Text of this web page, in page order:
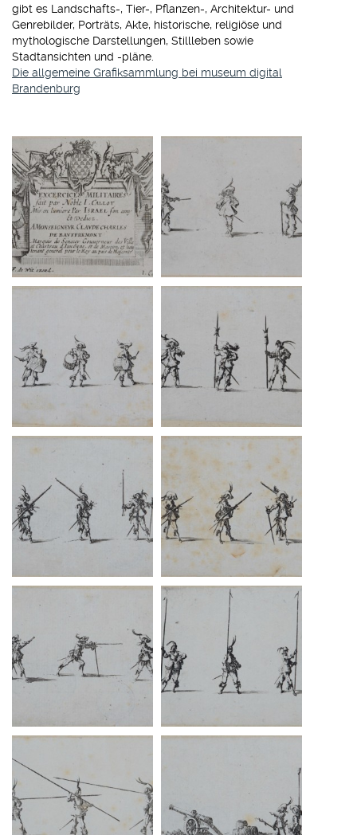
gibt es Landschafts-, Tier-, Pflanzen-, Architektur- und
Genrebilder, Porträts, Akte, historische, religiöse und
mythologische Darstellungen, Stillleben sowie
Stadtansichten und -pläne.
Die allgemeine Grafiksammlung bei museum digital
Brandenburg